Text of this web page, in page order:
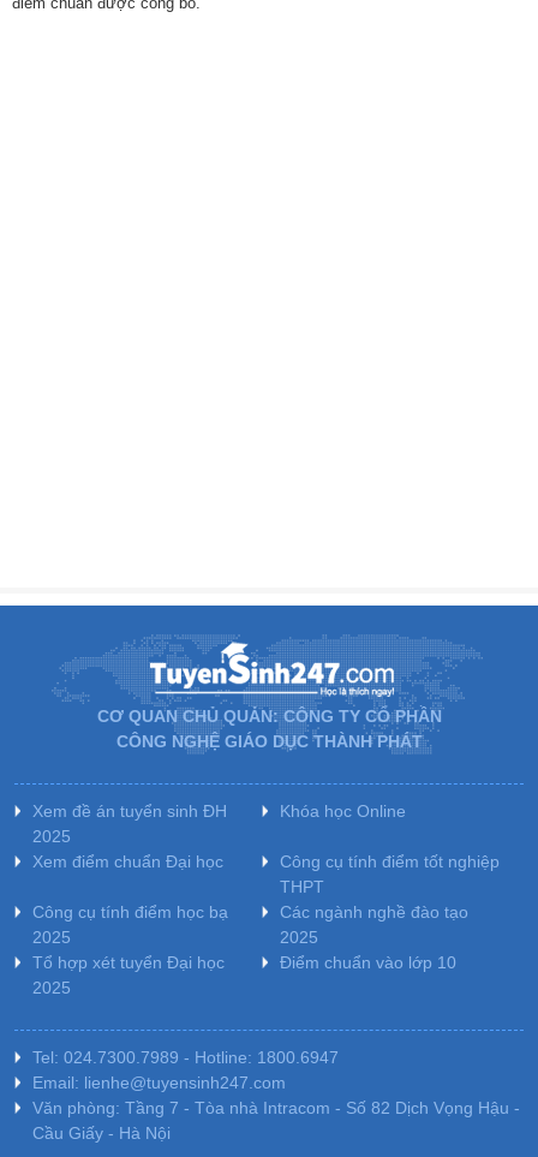
CƠ QUAN CHỦ QUẢN: CÔNG TY CỔ PHẦN
CÔNG NGHỆ GIÁO DỤC THÀNH PHÁT
Xem đề án tuyển sinh ĐH
2025
Khóa học Online
Xem điểm chuẩn Đại học
Công cụ tính điểm tốt nghiệp
THPT
Công cụ tính điểm học bạ
2025
Các ngành nghề đào tạo
2025
Tổ hợp xét tuyển Đại học
2025
Điểm chuẩn vào lớp 10
Tel: 024.7300.7989 - Hotline: 1800.6947
Email: lienhe@tuyensinh247.com
Văn phòng: Tầng 7 - Tòa nhà Intracom - Số 82 Dịch Vọng Hậu -
Cầu Giấy - Hà Nội